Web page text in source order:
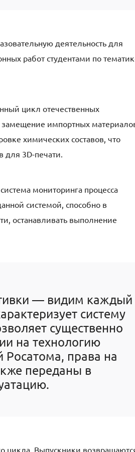
деятельность для
работ студентами по
цикл отечественных
импортных
химических составов, что
для 3D-печати.
мониторинга процесса
системой, способно в
останавливать выполнение
— видим каждый
систему
существенно
на технологию
Росатома, права на
переданы в
цикла. Выпускники